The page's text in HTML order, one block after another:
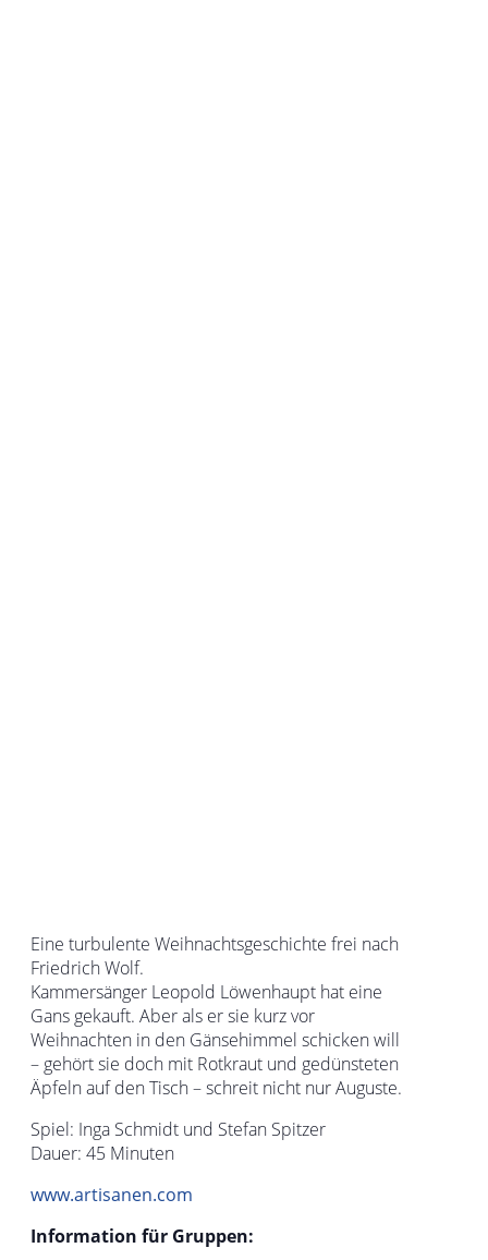
Eine turbulente Weihnachtsgeschichte frei nach
Friedrich Wolf.
Kammersänger Leopold Löwenhaupt hat eine
Gans gekauft. Aber als er sie kurz vor
Weihnachten in den Gänsehimmel schicken will
– gehört sie doch mit Rotkraut und gedünsteten
Äpfeln auf den Tisch – schreit nicht nur Auguste.
Spiel: Inga Schmidt und Stefan Spitzer
Dauer: 45 Minuten
www.artisanen.com
Information für Gruppen: